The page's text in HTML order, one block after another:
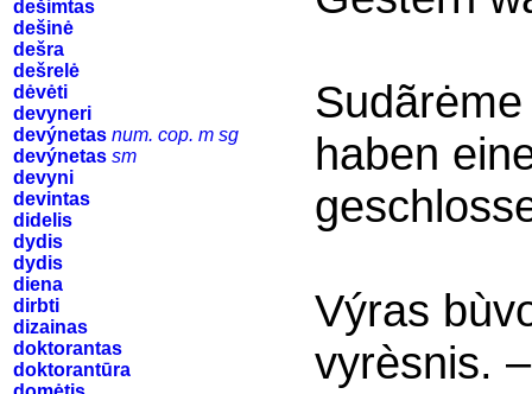
dešimtas
dešinė
dešra
dešrelė
dėvėti
devyneri
devýnetas num. cop. m sg
devýnetas sm
devyni
devintas
didelis
dydis
dydis
diena
dirbti
dizainas
doktorantas
doktorantūra
haben
Výras
vyrèsnis.